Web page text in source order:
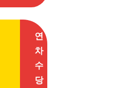
연
차
수
당